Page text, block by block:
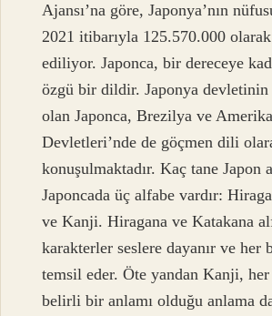
Ajansı’na göre, Japonya’nın
2021 itibarıyla 125.570.000
ediliyor. Japonca, bir dereceye
özgü bir dildir. Japonya
olan Japonca, Brezilya ve
Devletleri’nde de göçmen dili
konuşulmaktadır. Kaç tane Japon
Japoncada üç alfabe vardır:
ve Kanji. Hiragana ve Katakana
karakterler seslere dayanır ve
temsil eder. Öte yandan Kanji,
belirli bir anlamı olduğu anlama